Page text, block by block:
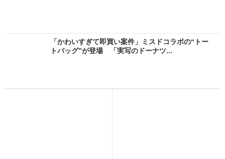
「かわいすぎて即買い案件」ミスドコラボの“トー
トバッグ”が登場 「実写のドーナツ...